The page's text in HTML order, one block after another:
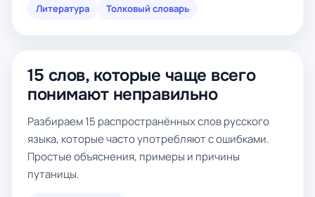
Литература Толковый словарь
15 слов, которые чаще всего
понимают неправильно
Разбираем 15 распространённых слов русского
языка, которые часто употребляют с ошибками.
Простые объяснения, примеры и причины
путаницы.